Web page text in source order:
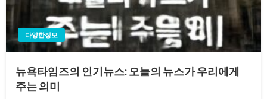
다양한정보
뉴욕타임즈의 인기뉴스: 오늘의 뉴스가 우리에게
주는 의미